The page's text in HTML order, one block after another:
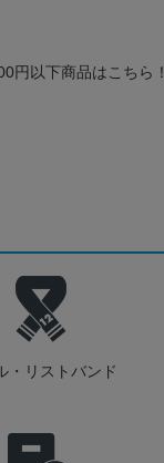
円以下商品はこちら！
・リストバンド